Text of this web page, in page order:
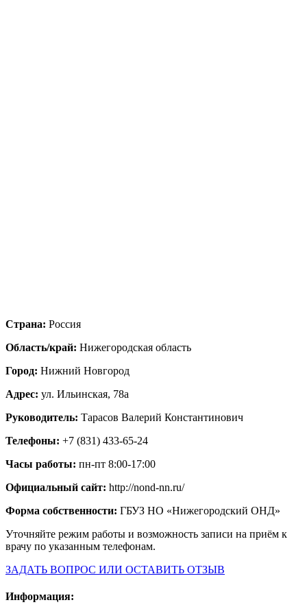
Страна: Россия
Область/край: Нижегородская область
Город: Нижний Новгород
Адрес: ул. Ильинская, 78а
Руководитель: Тарасов Валерий Константинович
Телефоны: +7 (831) 433-65-24
Часы работы: пн-пт 8:00-17:00
Официальный сайт: http://nond-nn.ru/
Форма собственности: ГБУЗ НО «Нижегородский ОНД»
Уточняйте режим работы и возможность записи на приём к
врачу по указанным телефонам.
ЗАДАТЬ ВОПРОС ИЛИ ОСТАВИТЬ ОТЗЫВ
Информация: